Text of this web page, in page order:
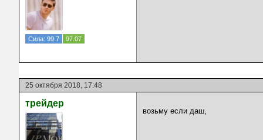
Сила: 99.7 97.07
25 октября 2018, 17:48
трейдер
возьму если даш,